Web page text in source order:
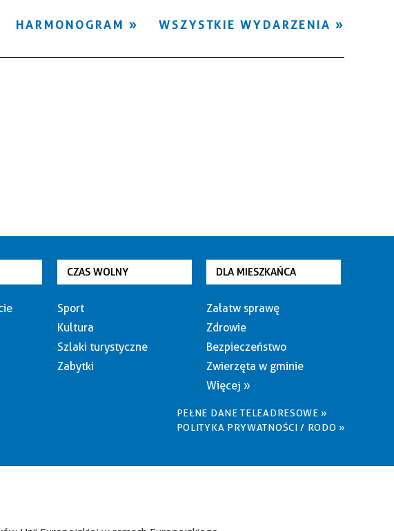
Miejsce
WSZYSTKIE WYDARZENIA
HARMONOGRAM
CZAS WOLNY
Sport
Kultura
Szlaki turystyczne
Zabytki
DLA MIESZKAŃCA
Załatw sprawę
Zdrowie
Bezpieczeństwo
Zwierzęta w gminie
Więcej »
PEŁNE DANE TELEADRESOWE »
POLITYKA PRYWATNOŚCI / RODO »